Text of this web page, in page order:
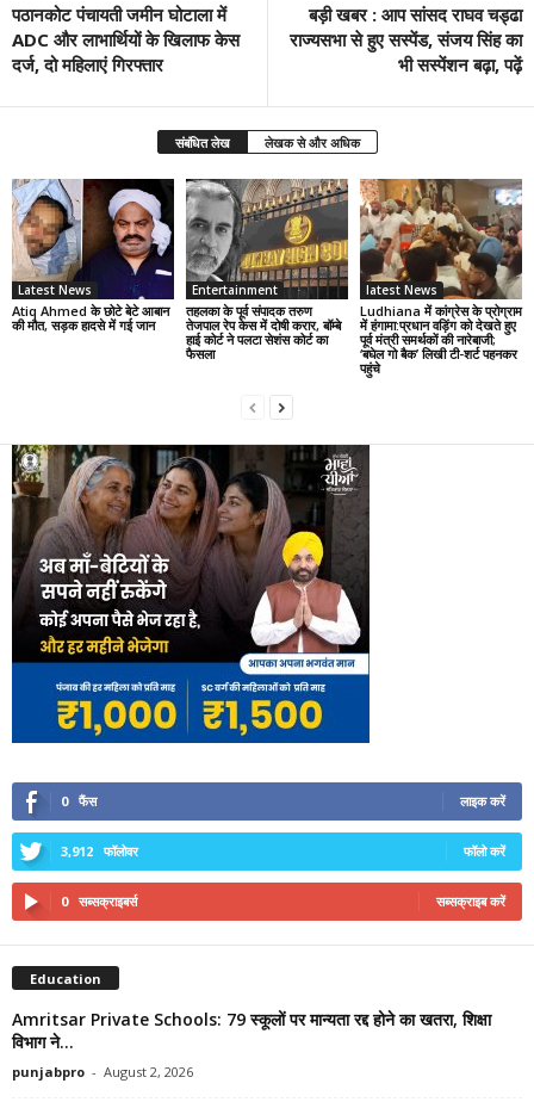
पठानकोट पंचायती जमीन घोटाला में
ADC और लाभार्थियों के खिलाफ केस
दर्ज, दो महिलाएं गिरफ्तार
बड़ी खबर : आप सांसद राघव चड्ढा
राज्यसभा से हुए सस्पेंड, संजय सिंह का
भी सस्पेंशन बढ़ा, पढ़ें
संबंधित लेख लेखक से और अधिक
Latest News
Atiq Ahmed के छोटे बेटे आबान
की मौत, सड़क हादसे में गई जान
Entertainment
तहलका के पूर्व संपादक तरुण
तेजपाल रेप केस में दोषी करार, बॉम्बे
हाई कोर्ट ने पलटा सेशंस कोर्ट का
फैसला
latest News
Ludhiana में कांग्रेस के प्रोग्राम
में हंगामा:प्रधान वड़िंग को देखते हुए
पूर्व मंत्री समर्थकों की नारेबाजी;
‘बघेल गो बैक’ लिखी टी-शर्ट पहनकर
पहुंचे
0 फैंस लाइक करें
3,912 फॉलोवर फॉलो करें
0 सब्सक्राइबर्स सब्सक्राइब करें
Education
Amritsar Private Schools: 79 स्कूलों पर मान्यता रद्द होने का खतरा, शिक्षा
विभाग ने...
punjabpro - August 2, 2026